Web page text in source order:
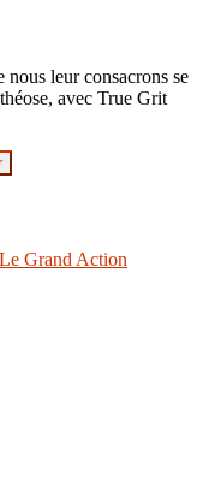
nous leur consacrons se
avec True Grit
Grand Action